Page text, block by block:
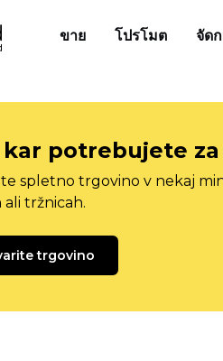
ขาย โปรโมต จัด
kar potrebujete
spletno trgovino v nekaj
ali tržnicah.
trgovino